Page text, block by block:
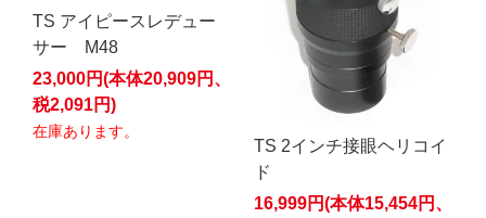
TS アイピースレデュー
サー M48
23,000円(本体20,909円、
税2,091円)
在庫あります。
TS 2インチ接眼ヘリコイ
ド
16,999円(本体15,454円、